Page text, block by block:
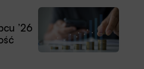
’26